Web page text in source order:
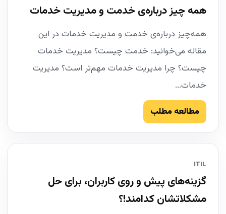
همه چیز درباره‌ی خدمت و مدیریت خدمات
همه‌چیز درباره‌ی خدمت و مدیریت خدمات در این
مقاله می‌خوانید: خدمت چیست؟ مدیریت خدمات
چیست؟ چرا مدیریت خدمات مهم‌تر است؟ مدیریت
خدمات...
مطالعه مطلب
ITIL
گزینه‌های پیش و روی کاربران، برای حل
مشکلاتشان کدامند!؟